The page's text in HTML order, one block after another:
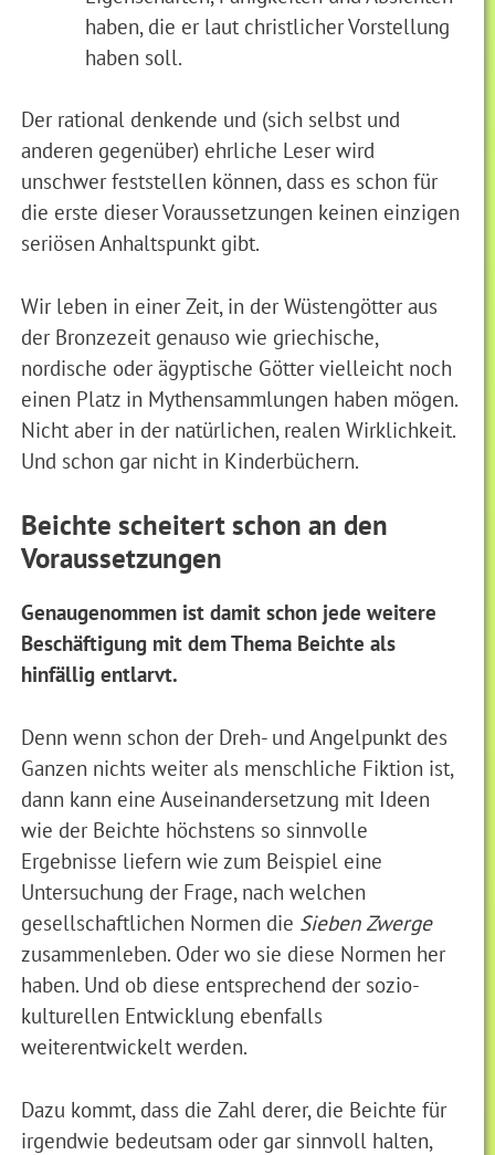
haben, die er laut christlicher Vorstellung
haben soll.
Der rational denkende und (sich selbst und
anderen gegenüber) ehrliche Leser wird
unschwer feststellen können, dass es schon für
die erste dieser Voraussetzungen keinen einzigen
seriösen Anhaltspunkt gibt.
Wir leben in einer Zeit, in der Wüstengötter aus
der Bronzezeit genauso wie griechische,
nordische oder ägyptische Götter vielleicht noch
einen Platz in Mythensammlungen haben mögen.
Nicht aber in der natürlichen, realen Wirklichkeit.
Und schon gar nicht in Kinderbüchern.
Beichte scheitert schon an den
Voraussetzungen
Genaugenommen ist damit schon jede weitere
Beschäftigung mit dem Thema Beichte als
hinfällig entlarvt.
Denn wenn schon der Dreh- und Angelpunkt des
Ganzen nichts weiter als menschliche Fiktion ist,
dann kann eine Auseinandersetzung mit Ideen
wie der Beichte höchstens so sinnvolle
Ergebnisse liefern wie zum Beispiel eine
Untersuchung der Frage, nach welchen
gesellschaftlichen Normen die Sieben Zwerge
zusammenleben. Oder wo sie diese Normen her
haben. Und ob diese entsprechend der sozio-
kulturellen Entwicklung ebenfalls
weiterentwickelt werden.
Dazu kommt, dass die Zahl derer, die Beichte für
irgendwie bedeutsam oder gar sinnvoll halten,